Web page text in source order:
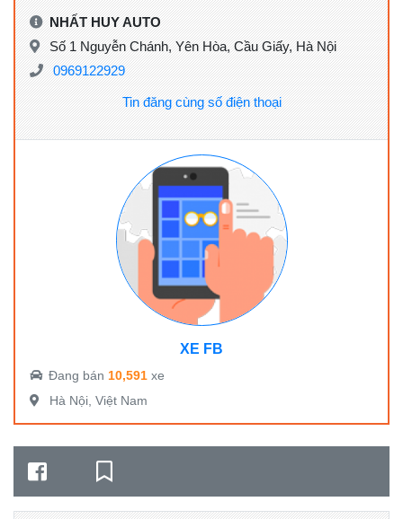
NHẤT HUY AUTO
Số 1 Nguyễn Chánh, Yên Hòa, Cầu Giấy, Hà Nội
0969122929
Tin đăng cùng số điện thoại
XE FB
Đang bán 10,591 xe
Hà Nội, Việt Nam